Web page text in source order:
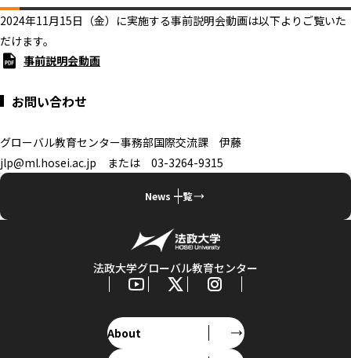
2024年11月15日（金）に実施する事前説明会動画は以下よりご覧いた
だけます。
事前説明会動画
お問い合わせ
グローバル教育センター事務部国際交流課 伊藤
jlp@ml.hosei.ac.jp または 03-3264-9315
News 一覧
法政大学グローバル教育センター
About